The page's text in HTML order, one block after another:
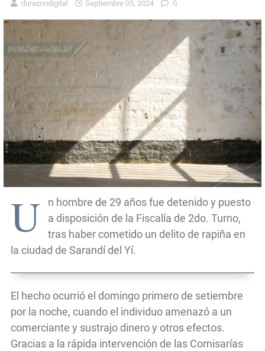
duraznodigital Septiembre 05, 2024 0
U
n hombre de 29 años fue detenido y puesto
a disposición de la Fiscalía de 2do. Turno,
tras haber cometido un delito de rapiña en
la ciudad de Sarandí del Yí.
El hecho ocurrió el domingo primero de setiembre
por la noche, cuando el individuo amenazó a un
comerciante y sustrajo dinero y otros efectos.
Gracias a la rápida intervención de las Comisarías